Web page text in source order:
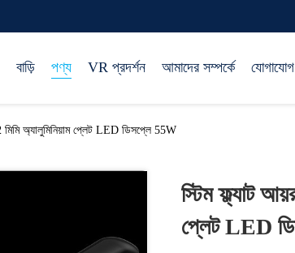
বাড়ি পণ্য VR প্রদর্শন আমাদের সম্পর্কে
মিমি অ্যালুমিনিয়াম প্লেট LED ডিসপ্লে 55W
স্টিম ফ্ল্যাট
প্লেট LED